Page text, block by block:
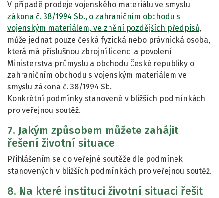
V případě prodeje vojenského materiálu ve smyslu
zákona č. 38/1994 Sb., o zahraničním obchodu s
vojenským materiálem, ve znění pozdějších předpisů,
může jednat pouze česká fyzická nebo právnická osoba,
která má příslušnou zbrojní licenci a povolení
Ministerstva průmyslu a obchodu České republiky o
zahraničním obchodu s vojenským materiálem ve
smyslu zákona č. 38/1994 Sb.
Konkrétní podmínky stanovené v bližších podmínkách
pro veřejnou soutěž.
7. Jakým způsobem můžete zahájit
řešení životní situace
Přihlášením se do veřejné soutěže dle podmínek
stanovených v bližších podmínkách pro veřejnou soutěž.
8. Na které instituci životní situaci řešit